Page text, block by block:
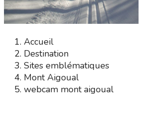
Accueil
Destination
Sites emblématiques
Mont Aigoual
webcam mont aigoual